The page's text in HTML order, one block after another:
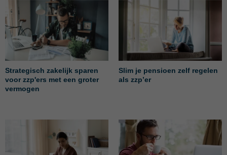
Strategisch zakelijk sparen
voor zzp'ers met een groter
vermogen
Slim je pensioen zelf regelen
als zzp’er